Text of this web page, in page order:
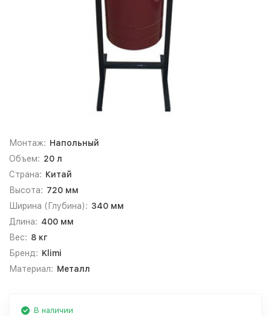
Монтаж: Напольный
Объем: 20 л
Страна: Китай
Высота: 720 мм
Ширина (Глубина): 340 мм
Длина: 400 мм
Вес: 8 кг
Бренд: Klimi
Материал: Металл
В наличии